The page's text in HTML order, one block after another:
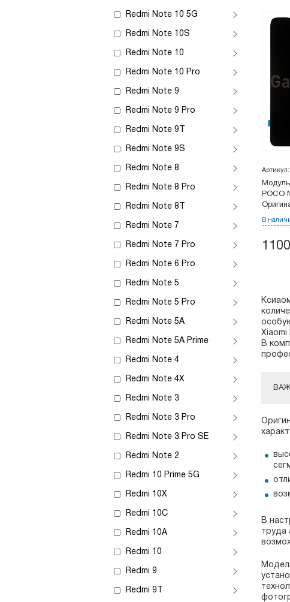
Redmi Note 10 5G
Redmi Note 10S
Redmi Note 10
Redmi Note 10 Pro
Redmi Note 9
Redmi Note 9 Pro
Redmi Note 9T
Redmi Note 9S
Redmi Note 8
Redmi Note 8 Pro
Redmi Note 8T
Redmi Note 7
Redmi Note 7 Pro
Redmi Note 6 Pro
Redmi Note 5
Redmi Note 5 Pro
Redmi Note 5A
Redmi Note 5A Prime
Redmi Note 4
Redmi Note 4X
Redmi Note 3
Redmi Note 3 Pro
Redmi Note 3 Pro SE
Redmi Note 2
Redmi 10 Prime 5G
Redmi 10X
Redmi 10C
Redmi 10A
Redmi 10
Redmi 9
Redmi 9T
Артикул:
POCO
В
1100
Xiaomi
В
В
труда